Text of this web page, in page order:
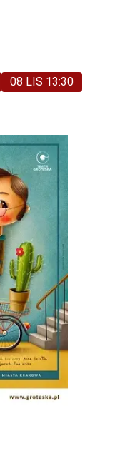
08 LIS 13:30